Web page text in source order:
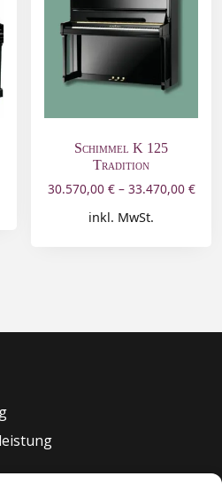
Schimmel K 125
Tradition
30.570,00 €– 33.470,00 €
inkl. MwSt.